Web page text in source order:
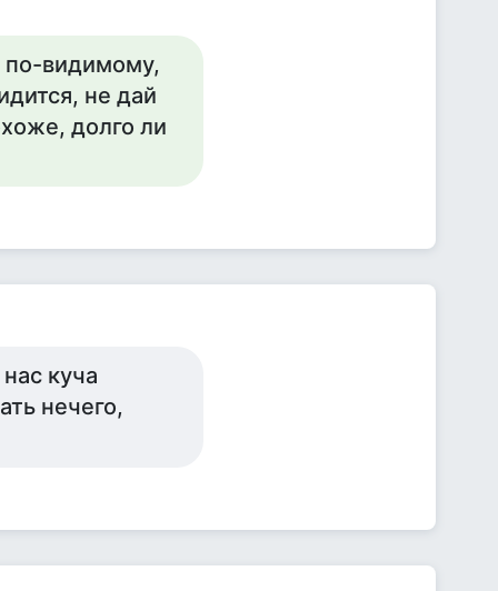
по-видимому,
не дай
долго ли
куча
нечего,